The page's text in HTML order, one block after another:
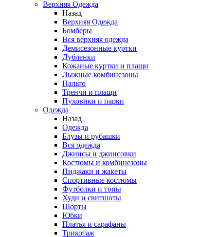
Верхняя Одежда
Назад
Верхняя Одежда
Бомберы
Вся верхняя одежда
Демисезонные куртки
Дубленки
Кожаные куртки и плащи
Лыжные комбинезоны
Пальто
Тренчи и плащи
Пуховики и парки
Одежда
Назад
Одежда
Блузы и рубашки
Вся одежда
Джинсы и джинсовки
Костюмы и комбинезоны
Пиджаки и жакеты
Спортивные костюмы
Футболки и топы
Худи и свитшоты
Шорты
Юбки
Платья и сарафаны
Трикотаж